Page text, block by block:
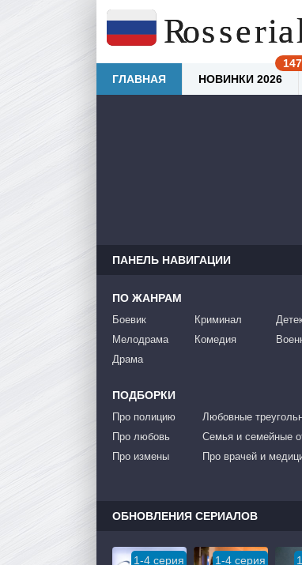
ПАНЕЛЬ НАВИГАЦИИ
ПО ЖАНРАМ
Боевик
Мелодрама
Драма
Криминал
Комедия
ПОДБОРКИ
Про полицию
Про любовь
Про измены
Любовные
Семья и семейные
Про врачей и
ОБНОВЛЕНИЯ СЕРИАЛОВ
1-4 серия 1-4 серия
ГЛАВНАЯ НОВИНКИ 2026